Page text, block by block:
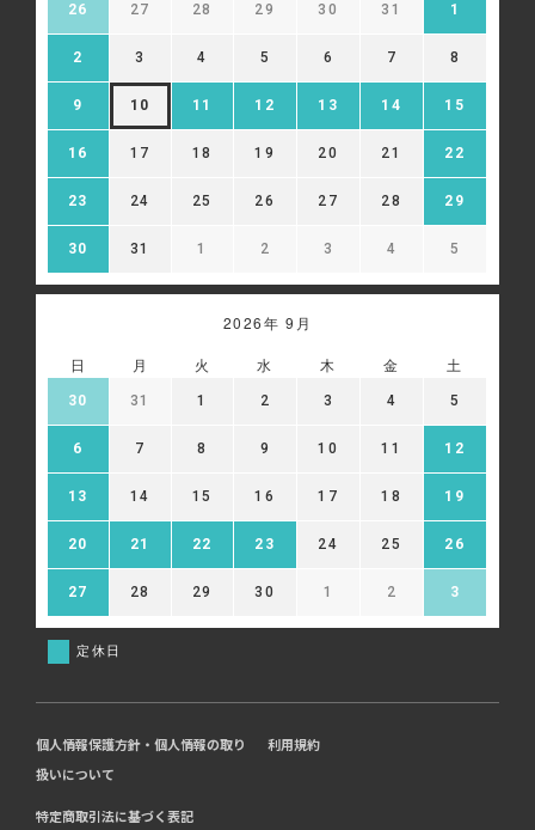
26 27 28 29 30 31 1
2 3 4 5 6 7 8
9 10 11 12 13 14 15
16 17 18 19 20 21 22
23 24 25 26 27 28 29
30 31 1 2 3 4 5
2026年 9月
日 月 火 水 木 金 土
30 31 1 2 3 4 5
6 7 8 9 10 11 12
13 14 15 16 17 18 19
20 21 22 23 24 25 26
27 28 29 30 1 2 3
定休日
個人情報保護方針・個人情報の取り
扱いについて
利用規約
特定商取引法に基づく表記